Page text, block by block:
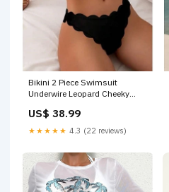
Bikini 2 Piece Swimsuit
Underwire Leopard Cheeky
Strapless Sleeveless Bathing
Suits P33074
US$ 38.99
★★★★★ 4.3 (22 reviews)